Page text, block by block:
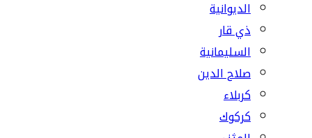
الديوانية
ذي قار
السليمانية
صلاح الدين
كربلاء
كركوك